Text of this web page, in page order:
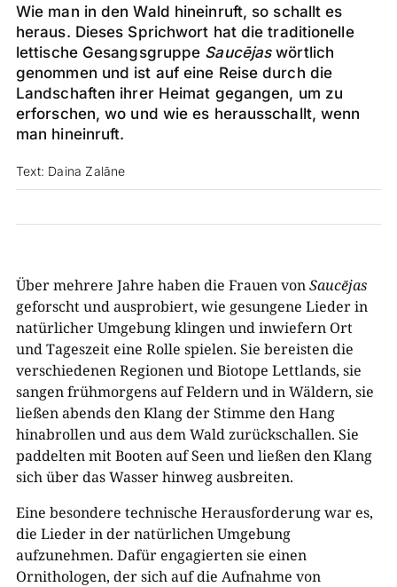
Wie man in den Wald hineinruft, so schallt es
heraus. Dieses Sprichwort hat die traditionelle
lettische Gesangsgruppe Saucējaswörtlich
genommen und ist auf eine Reise durch die
Landschaften ihrer Heimat gegangen, um zu
erforschen, wo und wie es herausschallt, wenn
man hineinruft.
Text: Daina Zalāne
Über mehrere Jahre haben die Frauen vonSaucējas
geforscht und ausprobiert, wie gesungene Lieder in
natürlicher Umgebung klingen und inwiefern Ort
und Tageszeit eine Rolle spielen. Sie bereisten die
verschiedenen Regionen und Biotope Lettlands, sie
sangen frühmorgens auf Feldern und in Wäldern, sie
ließen abends den Klang der Stimme den Hang
hinabrollen und aus dem Wald zurückschallen. Sie
paddelten mit Booten auf Seen und ließen den Klang
sich über das Wasser hinweg ausbreiten.
Eine besondere technische Herausforderung war es,
die Lieder in der natürlichen Umgebung
aufzunehmen. Dafür engagierten sie einen
Ornithologen, der sich auf die Aufnahme von